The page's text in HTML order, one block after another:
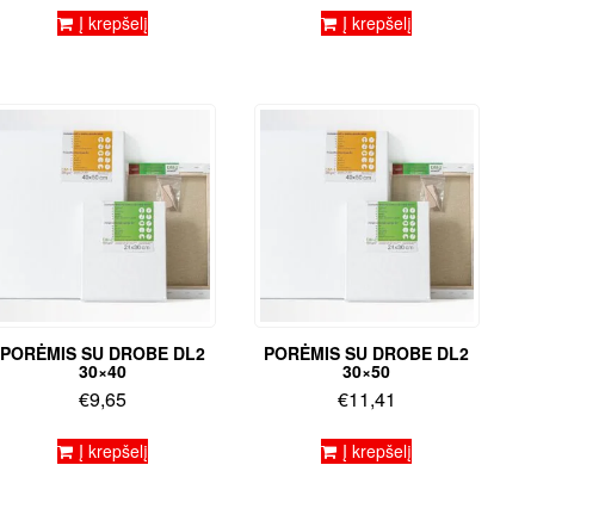
Į krepšelį Į krepšelį
PORĖMIS SU DROBE DL2
30×40
€9,65
Į krepšelį
PORĖMIS SU DROBE DL2
30×50
€11,41
Į krepšelį